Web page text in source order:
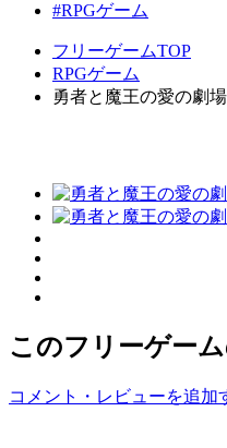
#RPGゲーム
フリーゲームTOP
RPGゲーム
勇者と魔王の愛の劇
このフリーゲー
コメント・レビューを追加